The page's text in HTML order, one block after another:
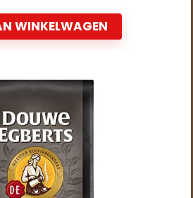
WINKELWAGEN